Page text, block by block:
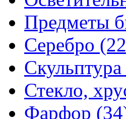
Предметы
Серебро
Стекло,
Фарфор